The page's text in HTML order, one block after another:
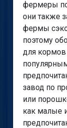
фермеры
они также
фермы
поэтому
для кормов
завод по
или
как малые